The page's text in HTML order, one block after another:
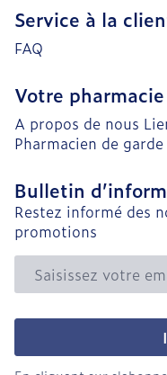
Service à la
FAQ
Votre pharmacie
A propos de nous
Pharmacien de garde
Bulletin
Restez informé des
promotions
Adresse mail